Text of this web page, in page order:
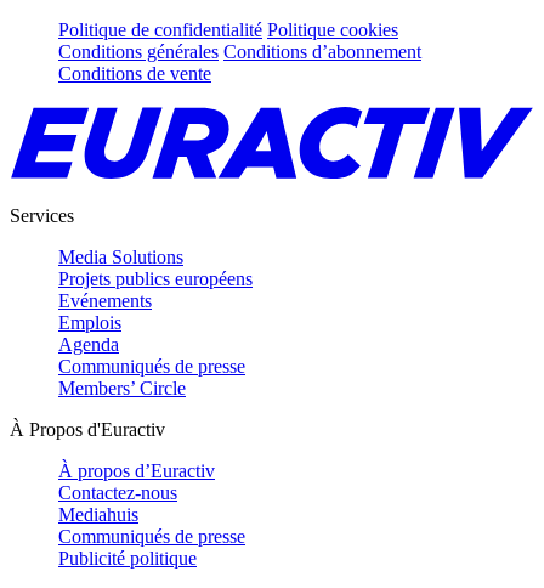
Politique de confidentialité Politique cookies
Conditions générales Conditions d’abonnement
Conditions de vente
Services
Media Solutions
Projets publics européens
Evénements
Emplois
Agenda
Communiqués de presse
Members’ Circle
À Propos d'Euractiv
À propos d’Euractiv
Contactez-nous
Mediahuis
Communiqués de presse
Publicité politique